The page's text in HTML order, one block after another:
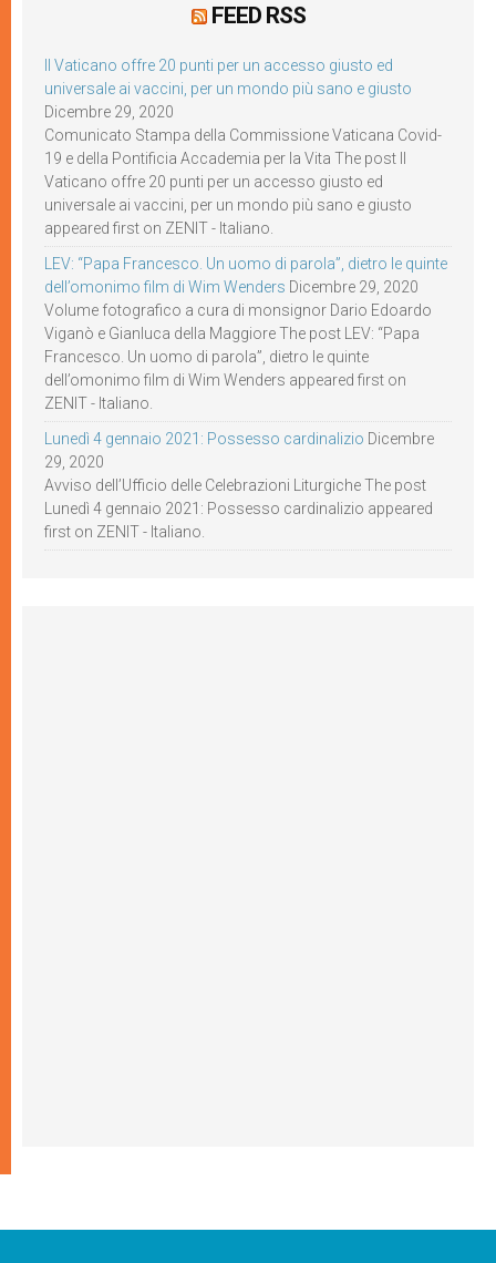
FEED RSS
Il Vaticano offre 20 punti per un accesso giusto ed
universale ai vaccini, per un mondo più sano e giusto
Dicembre 29, 2020
Comunicato Stampa della Commissione Vaticana Covid-
19 e della Pontificia Accademia per la Vita The post Il
Vaticano offre 20 punti per un accesso giusto ed
universale ai vaccini, per un mondo più sano e giusto
appeared first on ZENIT - Italiano.
LEV: “Papa Francesco. Un uomo di parola”, dietro le quinte
dell’omonimo film di Wim Wenders Dicembre 29, 2020
Volume fotografico a cura di monsignor Dario Edoardo
Viganò e Gianluca della Maggiore The post LEV: “Papa
Francesco. Un uomo di parola”, dietro le quinte
dell’omonimo film di Wim Wenders appeared first on
ZENIT - Italiano.
Lunedì 4 gennaio 2021: Possesso cardinalizio Dicembre
29, 2020
Avviso dell’Ufficio delle Celebrazioni Liturgiche The post
Lunedì 4 gennaio 2021: Possesso cardinalizio appeared
first on ZENIT - Italiano.